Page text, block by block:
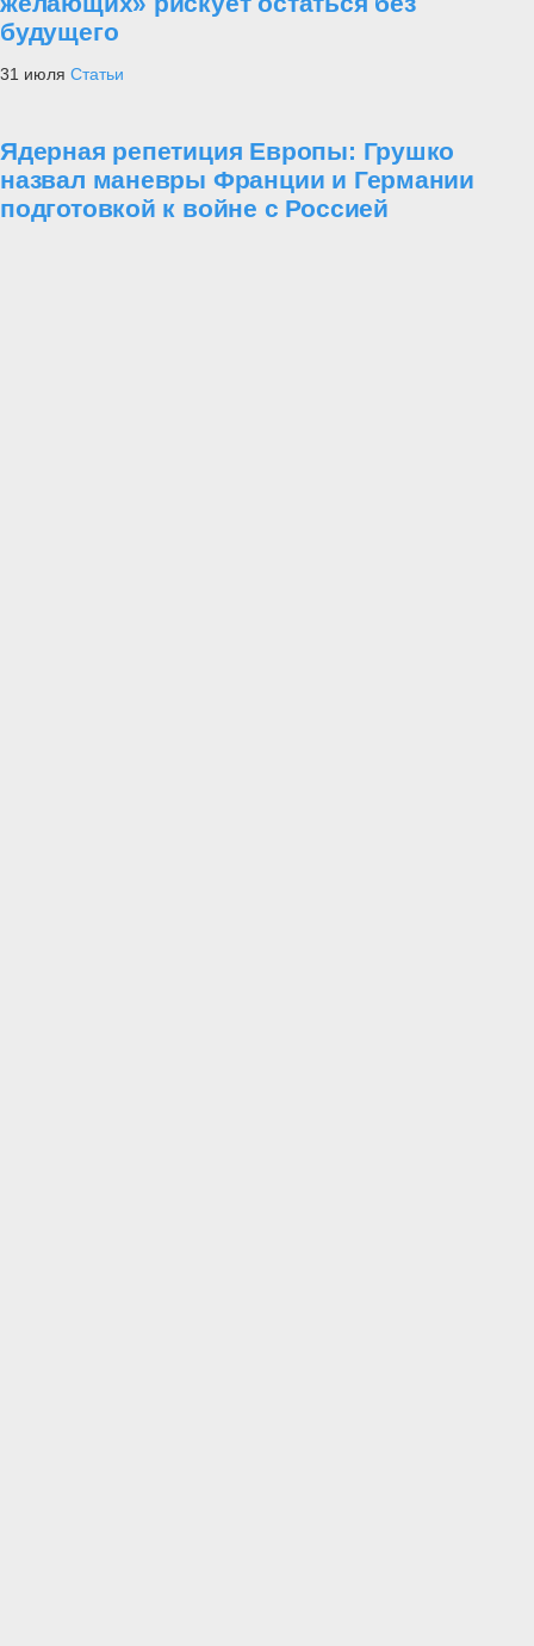
будущего
31 июля Статьи
Ядерная репетиция Европы: Грушко
назвал маневры Франции и Германии
подготовкой к войне с Россией